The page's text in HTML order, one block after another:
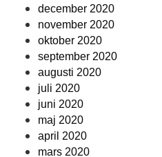
december 2020
november 2020
oktober 2020
september 2020
augusti 2020
juli 2020
juni 2020
maj 2020
april 2020
mars 2020